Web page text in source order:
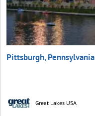
Pittsburgh, Pennsylvania
Great Lakes USA